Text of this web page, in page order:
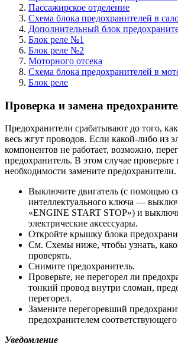
Пассажирское отделение
Схема блока предохранителей в
Дополнительный блок
Блок реле №1
Блок реле №2
Моторного отсека
Схема блока предохранителей в
Блок реле
Проверка и замена
Предохранители срабатывают до того,
весь жгут проводов. Если какой-либо из
компонентов не работает, возможно,
предохранитель. В этом случае проверьте
необходимости замените предохранители.
Выключите двигатель (с помощью
интеллектуального ключа —
«ENGINE START STOP») и
электрические аксессуары.
Откройте крышку блока
См. Схемы ниже, чтобы узнать,
проверять.
Снимите предохранитель.
Проверьте, не перегорел ли
тонкий провод внутри сломан,
перегорел.
Замените перегоревший
предохранителем
Уведомление